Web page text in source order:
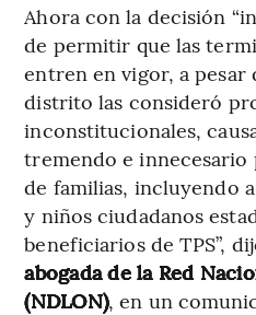
Ahora con la decisión
de permitir que las
entren en vigor, a
distrito las consideró
inconstitucionales,
tremendo e innecesario
de familias, incluyendo
y niños ciudadanos
beneficiarios de TPS”,
abogada de la Red
(NDLON), en un